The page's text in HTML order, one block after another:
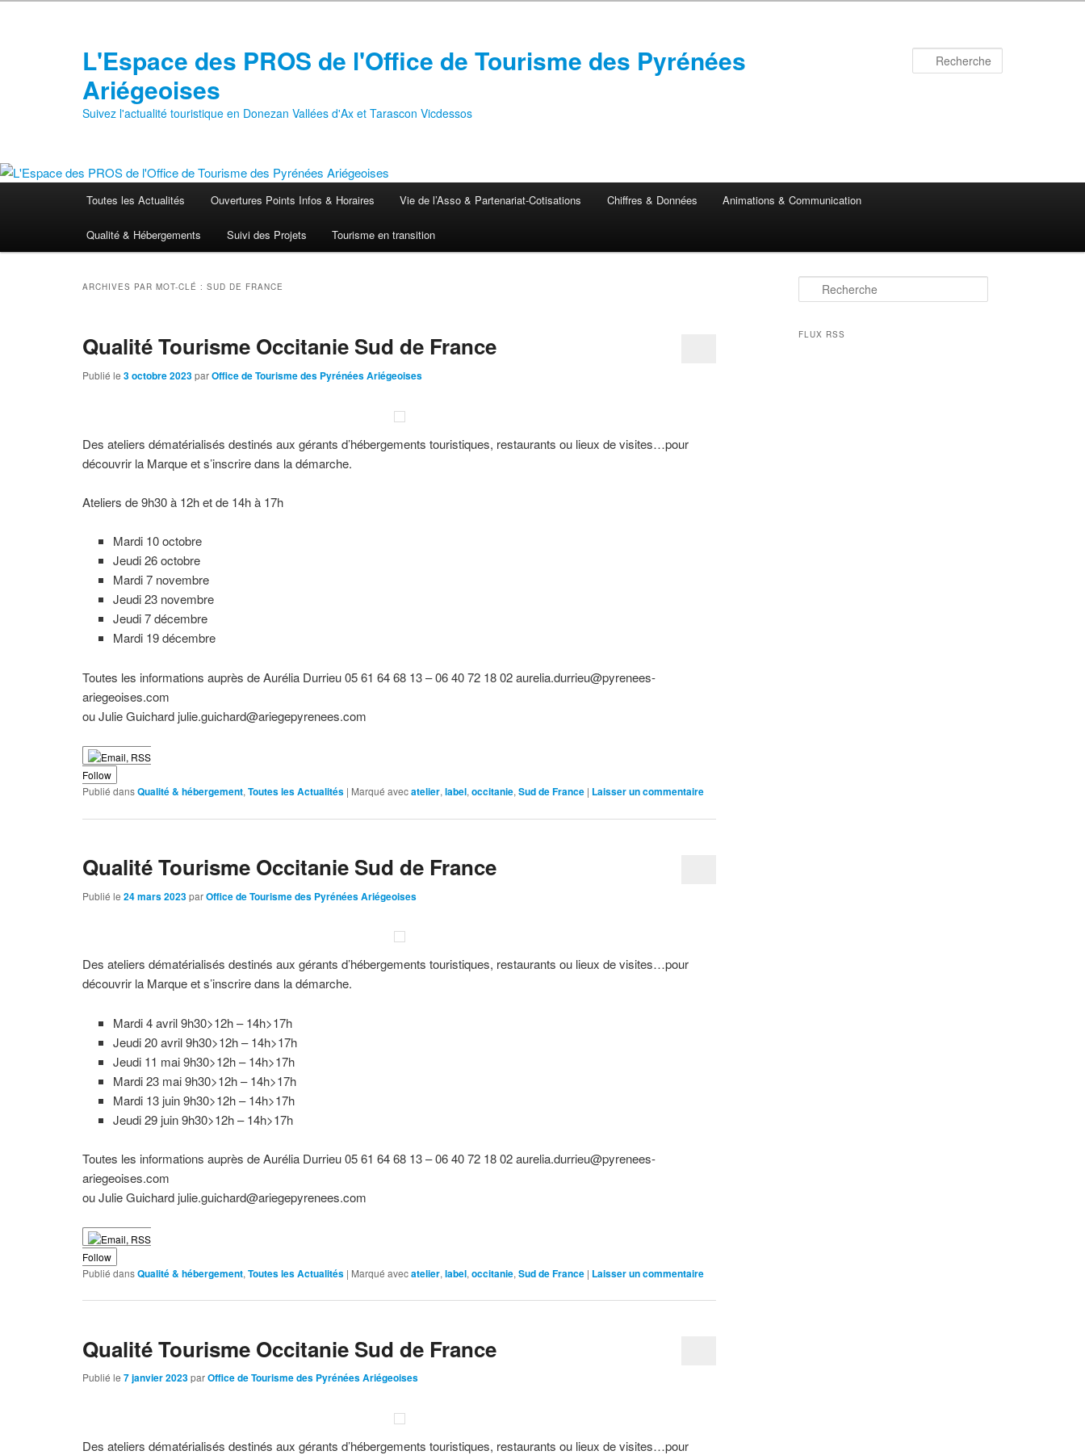
L'Espace des PROS de l'Office de Tourisme des Pyrénées
Ariégeoises
Suivez l'actualité touristique en Donezan Vallées d'Ax et Tarascon Vicdessos
Toutes les Actualités Ouvertures Points Infos & Horaires Vie de l’Asso & Partenariat-Cotisations Chiffres & Données Animations & Communication
Qualité & Hébergements Suivi des Projets Tourisme en transition
ARCHIVES PAR MOT-CLÉ :SUD DE FRANCE
Qualité Tourisme Occitanie Sud de France
Publié le3 octobre 2023parOffice de Tourisme des Pyrénées Ariégeoises
Des ateliers dématérialisés destinés aux gérants d’hébergements touristiques, restaurants ou lieux de visites…pour
découvrir la Marque et s’inscrire dans la démarche.
Ateliers de 9h30 à 12h et de 14h à 17h
Mardi 10 octobre
Jeudi 26 octobre
Mardi 7 novembre
Jeudi 23 novembre
Jeudi 7 décembre
Mardi 19 décembre
Toutes les informations auprès de Aurélia Durrieu 05 61 64 68 13 – 06 40 72 18 02 aurelia.durrieu@pyrenees-
ariegeoises.com
ou Julie Guichard julie.guichard@ariegepyrenees.com
Follow
Publié dansQualité & hébergement,Toutes les Actualités | Marqué avecatelier,label,occitanie,Sud de France | Laisser un commentaire
Qualité Tourisme Occitanie Sud de France
Publié le24 mars 2023parOffice de Tourisme des Pyrénées Ariégeoises
Des ateliers dématérialisés destinés aux gérants d’hébergements touristiques, restaurants ou lieux de visites…pour
découvrir la Marque et s’inscrire dans la démarche.
Mardi 4 avril 9h30>12h – 14h>17h
Jeudi 20 avril 9h30>12h – 14h>17h
Jeudi 11 mai 9h30>12h – 14h>17h
Mardi 23 mai 9h30>12h – 14h>17h
Mardi 13 juin 9h30>12h – 14h>17h
Jeudi 29 juin 9h30>12h – 14h>17h
Toutes les informations auprès de Aurélia Durrieu 05 61 64 68 13 – 06 40 72 18 02 aurelia.durrieu@pyrenees-
ariegeoises.com
ou Julie Guichard julie.guichard@ariegepyrenees.com
Follow
Publié dansQualité & hébergement,Toutes les Actualités | Marqué avecatelier,label,occitanie,Sud de France | Laisser un commentaire
Qualité Tourisme Occitanie Sud de France
Publié le7 janvier 2023parOffice de Tourisme des Pyrénées Ariégeoises
Des ateliers dématérialisés destinés aux gérants d’hébergements touristiques, restaurants ou lieux de visites…pour
e
h
FLUX RSS